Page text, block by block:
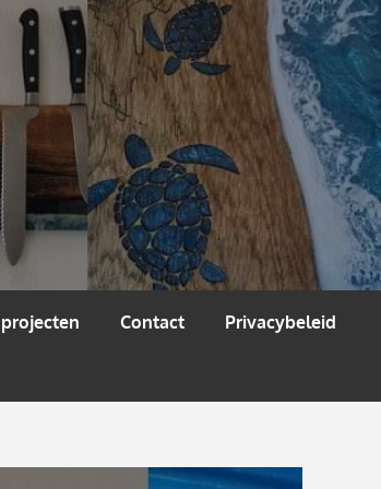
projecten Contact Privacybeleid